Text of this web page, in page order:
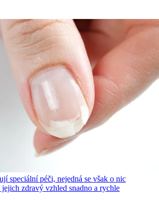
speciální péči, nejedná se však o nic
zdravý vzhled snadno a rychle